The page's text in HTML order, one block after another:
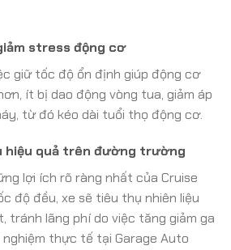
stress động cơ
giữ tốc độ ổn định giúp động cơ
ít bị dao động vòng tua, giảm áp
từ đó kéo dài tuổi thọ động cơ.
hiệu quả trên đường trường
lợi ích rõ ràng nhất của Cruise
độ đều, xe sẽ tiêu thụ nhiên liệu
tránh lãng phí do việc tăng giảm ga
thực tế tại Garage Auto